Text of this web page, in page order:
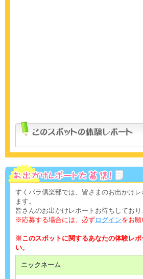
すくパラ倶楽部では、皆さまのお出かけ
ます。
皆さんのお出かけレポートお待ちしており
※応募する場合には、必ずログインをお
※このスポットに関するあなたの体験レポ
い。
ニックネーム